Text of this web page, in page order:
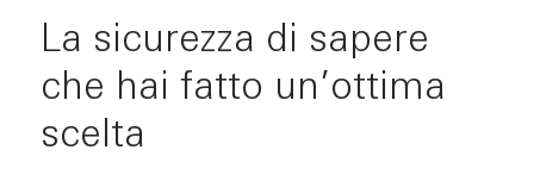
La sicurezza di sapere
che hai fatto un’ottima
scelta